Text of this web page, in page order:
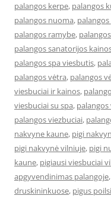
palangos kerpe, palangos
palangos nuoma,
palangos ramybe,
palangos sanatorijos
palangos spa viesbutis,
palangos vėtra, palangos
viesbuciai ir kainos,
viesbuciai su spa,
palangos viezbuciai,
nakvyne kaune, pigi
pigi nakvynė vilniuje, pigi
kaune, pigiausi viesbuciai
apgyvendinimas palangoje,
druskininkuose, pigus